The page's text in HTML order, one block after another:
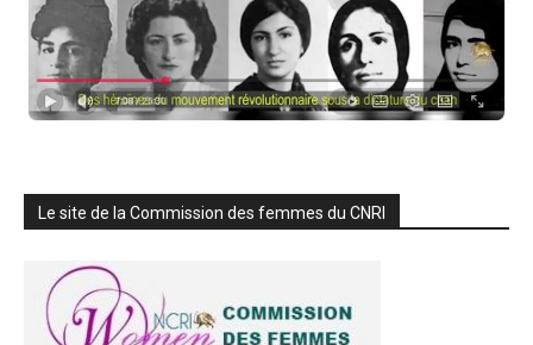
Le site de la Commission des femmes du CNRI